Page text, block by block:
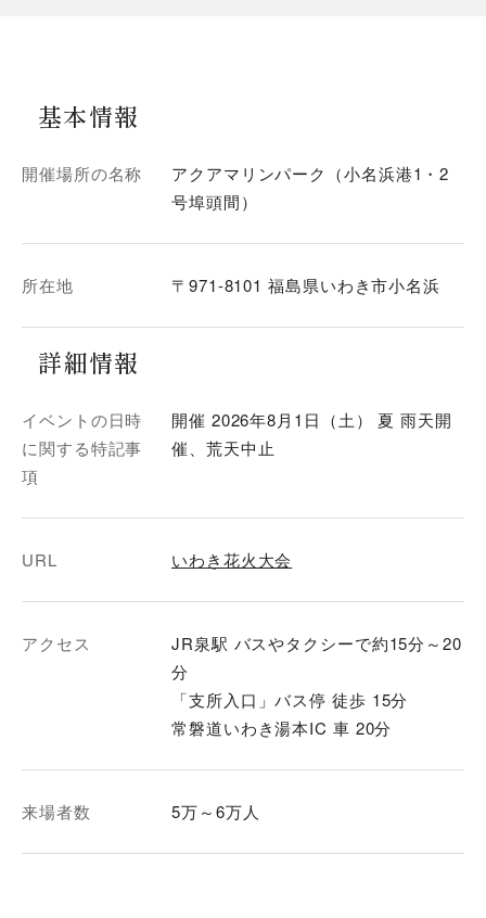
基本情報
開催場所の名称
アクアマリンパーク（小名浜港1・2
号埠頭間）
所在地 〒971-8101 福島県いわき市小名浜
詳細情報
イベントの日時
に関する特記事
項
開催 2026年8月1日（土） 夏 雨天開
催、荒天中止
URL いわき花火大会
アクセス
JR泉駅 バスやタクシーで約15分～20
分
「支所入口」バス停 徒歩 15分
常磐道いわき湯本IC 車 20分
来場者数 5万～6万人